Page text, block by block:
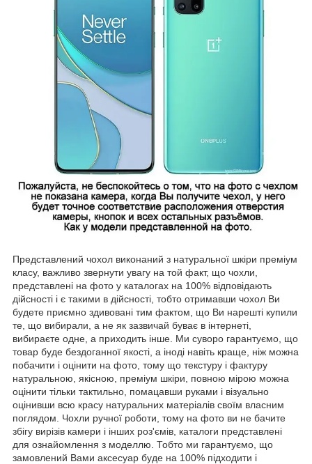
Представлений чохол виконаний з натуральної шкіри преміум
класу, важливо звернути увагу на той факт, що чохли,
представлені на фото у каталогах на 100% відповідають
дійсності і є такими в дійсності, тобто отримавши чохол Ви
будете приємно здивовані тим фактом, що Ви нарешті купили
те, що вибирали, а не як зазвичай буває в інтернеті,
вибираєте одне, а приходить інше. Ми суворо гарантуємо, що
товар буде бездоганної якості, а іноді навіть краще, ніж можна
побачити і оцінити на фото, тому що текстуру і фактуру
натуральною, якісною, преміум шкіри, повною мірою можна
оцінити тільки тактильно, помацавши руками і візуально
оцінивши всю красу натуральних матеріалів своїм власним
поглядом. Чохли ручної роботи, тому на фото ви не бачите
збігу вирізів камери і інших роз'ємів, каталоги представлені
для ознайомлення з моделлю. Тобто ми гарантуємо, що
замовлений Вами аксесуар буде на 100% підходити і